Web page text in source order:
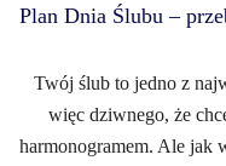
Plan Dnia Ślubu –
Twój ślub to jedno z
więc dziwnego, że
harmonogramem. Ale jak